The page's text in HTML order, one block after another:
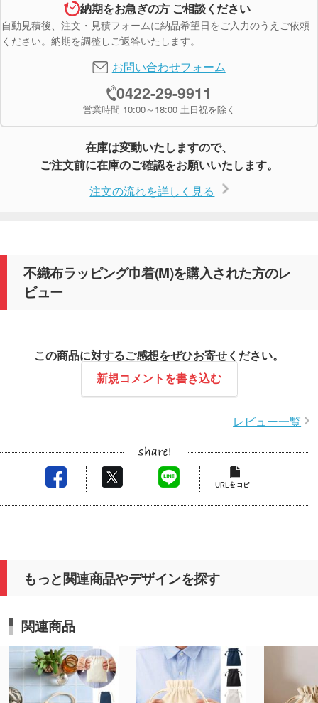
納期をお急ぎの方 ご相談ください
自動見積後、注文・見積フォームに納品希望日をご入力のうえご依頼
ください。納期を調整しご返答いたします。
お問い合わせフォーム
0422-29-9911
営業時間 10:00～18:00 土日祝を除く
在庫は変動いたしますので、
ご注文前に在庫のご確認をお願いいたします。
注文の流れを詳しく見る
不織布ラッピング巾着(M)を購入された方のレ
ビュー
この商品に対するご感想をぜひお寄せください。
新規コメントを書き込む
レビュー一覧
もっと関連商品やデザインを探す
関連商品